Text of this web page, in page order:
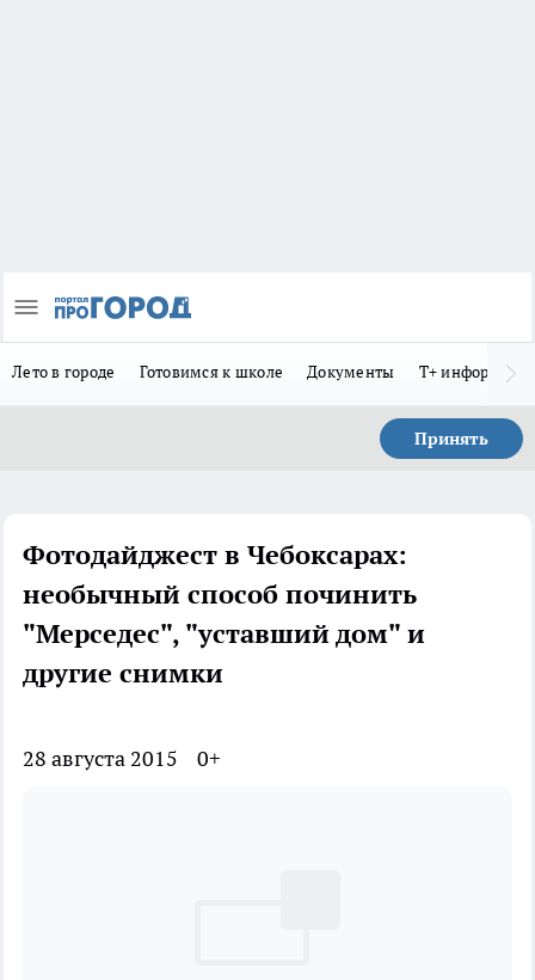
Лето в городе Готовимся к школе Документы Т+
Принять
Фотодайджест в Чебоксарах:
необычный способ починить
"Мерседес", "уставший дом" и
другие снимки
28 августа 2015 0+